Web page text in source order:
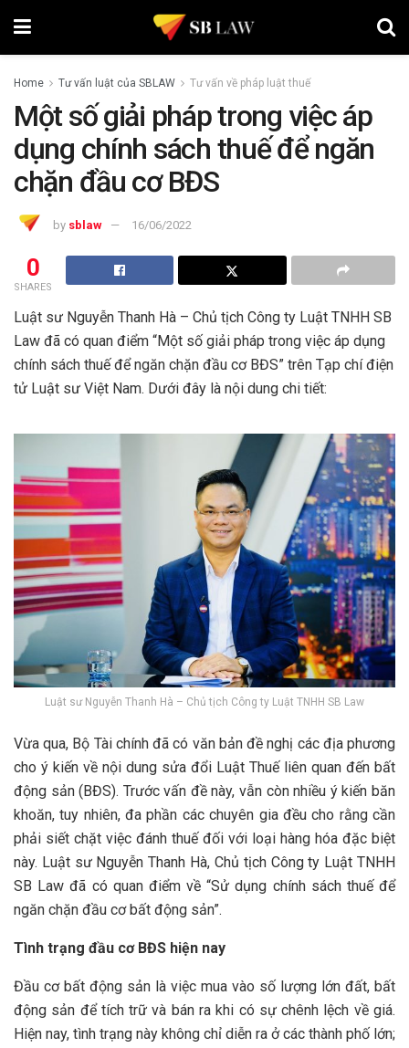
Home Tư vấn luật của SBLAW Tư vấn về pháp luật thuế
Một số giải pháp trong việc áp
dụng chính sách thuế để ngăn
chặn đầu cơ BĐS
by sblaw 16/06/2022
0
SHARES
Luật sư Nguyễn Thanh Hà – Chủ tịch Công ty Luật TNHH SB
Law đã có quan điểm “Một số giải pháp trong việc áp dụng
chính sách thuế để ngăn chặn đầu cơ BĐS” trên Tạp chí điện
tử Luật sư Việt Nam. Dưới đây là nội dung chi tiết:
Luật sư Nguyễn Thanh Hà – Chủ tịch Công ty Luật TNHH SB Law
Vừa qua, Bộ Tài chính đã có văn bản đề nghị các địa phương
cho ý kiến về nội dung sửa đổi Luật Thuế liên quan đến bất
động sản (BĐS). Trước vấn đề này, vẫn còn nhiều ý kiến băn
khoăn, tuy nhiên, đa phần các chuyên gia đều cho rằng cần
phải siết chặt việc đánh thuế đối với loại hàng hóa đặc biệt
này. Luật sư Nguyễn Thanh Hà, Chủ tịch Công ty Luật TNHH
SB Law đã có quan điểm về “Sử dụng chính sách thuế để
ngăn chặn đầu cơ bất động sản”.
Tình trạng đầu cơ BĐS hiện nay
Đầu cơ bất động sản là việc mua vào số lượng lớn đất, bất
động sản để tích trữ và bán ra khi có sự chênh lệch về giá.
Hiện nay, tình trạng này không chỉ diễn ra ở các thành phố lớn;